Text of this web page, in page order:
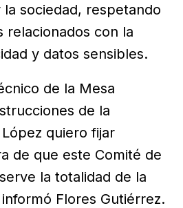
sociedad, respetando
relacionados con la
y datos sensibles.
de la Mesa
de la
quiero fijar
de que este Comité de
la totalidad de la
Flores Gutiérrez.